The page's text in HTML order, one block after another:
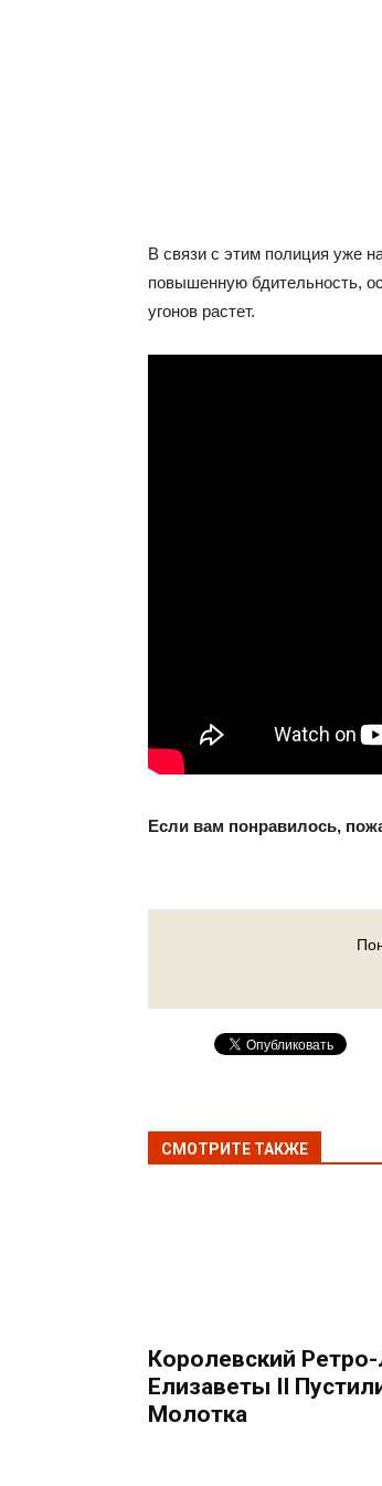
В связи с этим полиция уже
повышенную бдительность,
угонов растет.
Если вам понравилось,
СМОТРИТЕ ТАКЖЕ
Королевский
Елизаветы II
Молотка